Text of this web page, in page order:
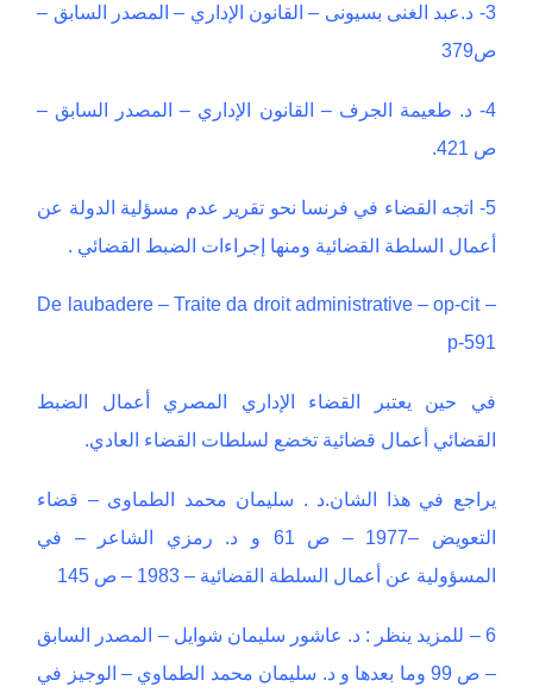
3- د.عبد الغنى بسيونى – القانون الإداري – المصدر السابق –
ص379
4- د. طعيمة الجرف – القانون الإداري – المصدر السابق –
ص 421.
5- اتجه القضاء في فرنسا نحو تقرير عدم مسؤلية الدولة عن
أعمال السلطة القضائية ومنها إجراءات الضبط القضائي .
De laubadere – Traite da droit administrative – op-cit –
p-591
في حين يعتبر القضاء الإداري المصري أعمال الضبط
القضائي أعمال قضائية تخضع لسلطات القضاء العادي.
يراجع في هذا الشان.د . سليمان محمد الطماوى – قضاء
التعويض –1977 – ص 61 و د. رمزي الشاعر – في
المسؤولية عن أعمال السلطة القضائية – 1983 – ص 145
6 – للمزيد ينظر : د. عاشور سليمان شوايل – المصدر السابق
– ص 99 وما بعدها و د. سليمان محمد الطماوي – الوجيز في